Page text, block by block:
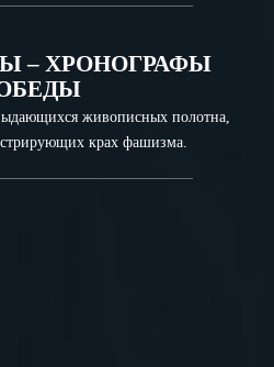
– ХРОНОГРАФЫ
живописных полотна,
крах фашизма.